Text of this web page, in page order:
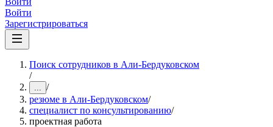
Войти
Зарегистрироваться
Поиск сотрудников в Али-Бердуковском
/
... /
резюме в Али-Бердуковском/
специалист по консультированию/
проектная работа